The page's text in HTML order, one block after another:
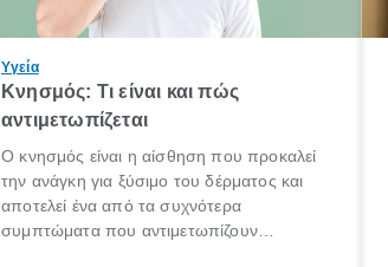
Υγεία
Κνησμός: Τι είναι και πώς
αντιμετωπίζεται
Ο κνησμός είναι η αίσθηση που προκαλεί
την ανάγκη για ξύσιμο του δέρματος και
αποτελεί ένα από τα συχνότερα
συμπτώματα που αντιμετωπίζουν